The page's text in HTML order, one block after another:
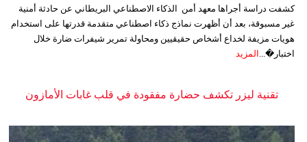
كشفت دراسة أجراها معهد أمن الذكاء الاصطناعي البريطاني عن حادثة أمنية
غير مسبوقة، بعد أن أظهرت نماذج ذكاء اصطناعي متقدمة قدرتها على استخدام
هويات مزيفة لخداع أشخاص حقيقيين ومحاولة تمرير شيفرات ضارة خلال
اختبار�...
المزيد
تقنية ليزر تكشف حضارة مفقودة في قلب غابات الأمازون